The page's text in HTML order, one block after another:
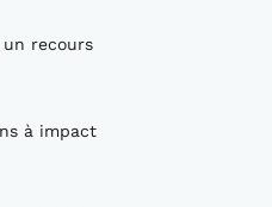
un recours
à impact